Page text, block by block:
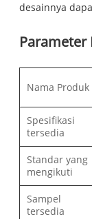
desainnya
Parameter
Nama Produk
Spesifikasi
tersedia
Standar yang
mengikuti
Sampel
tersedia